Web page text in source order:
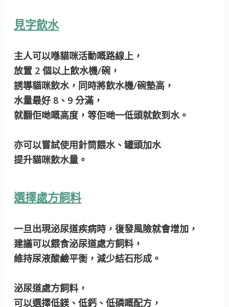
見字飲水
主人可以喺貓咪活動嘅路線上，
放置 2 個以上飲水機/碗，
誘導貓咪飲水，同時將飲水機/碗墊高，
水量最好 8、9 分滿，
就翻佢哋嘅高度，等佢哋一低頭就飲到水。
亦可以嘗試使用針筒餵水、罐頭加水
提升貓咪飲水量。
選擇處方飼料
一旦出現泌尿道疾病時，復發風險就會增加，
建議可以餵食泌尿道處方飼料，
維持尿液酸鹼平衡，減少結石形成。
泌尿道處方飼料，
可以選擇低鎂、低鈣、低磷嘅配方，